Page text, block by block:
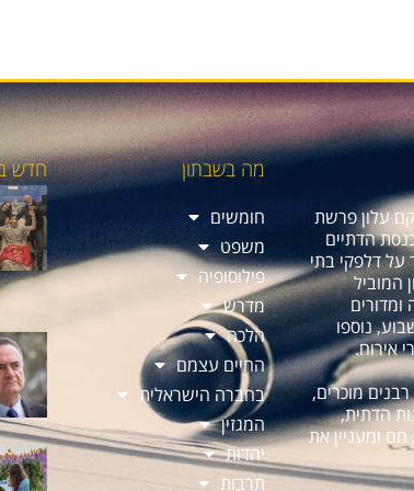
אז הוקם עלון פרשת
הדתיים
על דלפקי בתי
המוביל
נוספו
אירוח.
מוכרים,
הדתית,
ומעניין את
מה בשבתון
חומשים
משפט
פילוסופיה
מדרש
הלכה
החיים עצמם
בחברה הישראלית
המגזין
יהדות
תרבות
חדש